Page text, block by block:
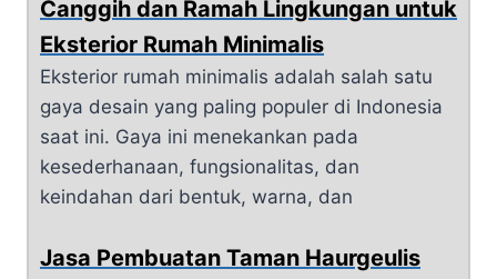
Canggih dan Ramah Lingkungan untuk
Eksterior Rumah Minimalis
Eksterior rumah minimalis adalah salah satu
gaya desain yang paling populer di Indonesia
saat ini. Gaya ini menekankan pada
kesederhanaan, fungsionalitas, dan
keindahan dari bentuk, warna, dan
Jasa Pembuatan Taman Haurgeulis